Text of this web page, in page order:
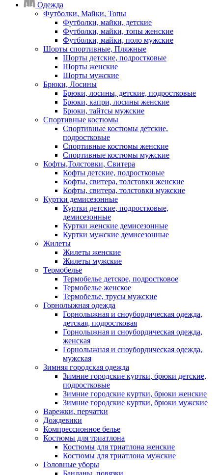
Одежда
Футболки, Майки, Топы
Футболки, майки, детские
Футболки, майки, топы женские
Футболки, майки, поло мужские
Шорты спортивные, Пляжные
Шорты детские, подростковые
Шорты женские
Шорты мужские
Брюки, Лосины
Брюки, лосины, детские, подростковые
Брюки, капри, лосины женские
Брюки, тайтсы мужские
Спортивные костюмы
Спортивные костюмы детские,
подростковые
Спортивные костюмы женские
Спортивные костюмы мужские
Кофты,Толстовки, Свитера
Кофты детские, подростковые
Кофты, свитера, толстовки женские
Кофты, свитера, толстовки мужские
Куртки демисезонные
Куртки детские, подростковые,
демисезонные
Куртки женские демисезонные
Куртки мужские демисезонные
Жилеты
Жилеты женские
Жилеты мужские
Термобелье
Термобелье детское, подростковое
Термобелье женское
Термобелье, трусы мужские
Горнолыжная одежда
Горнолыжная и сноубордическая одежда,
детская, подростковая
Горнолыжная и сноубордическая одежда,
женская
Горнолыжная и сноубордическая одежда,
мужская
Зимняя городская одежда
Зимние городские куртки, брюки детские,
подростковые
Зимние городские куртки, брюки женские
Зимние городские куртки, брюки мужские
Варежки, перчатки
Дождевики
Компрессионное белье
Костюмы для триатлона
Костюмы для триатлона женские
Костюмы для триатлона мужские
Головные уборы